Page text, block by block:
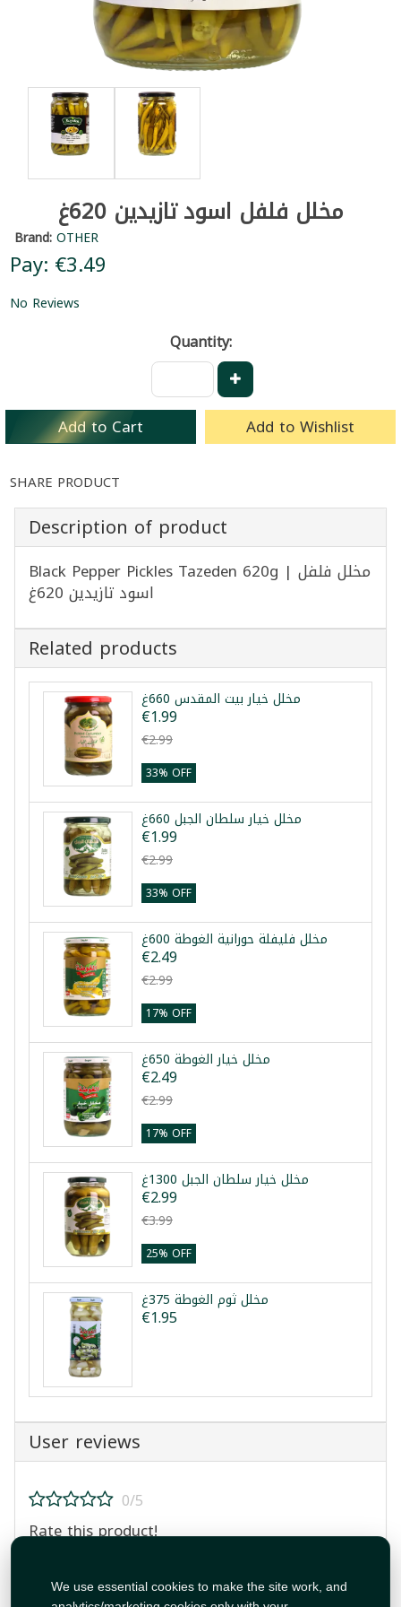
We use essential cookies to make the site work, and
مخلل فلفل اسود تازيدين 620غ
Brand:OTHER
Pay: €3.49
No Reviews
Quantity:
Add to Cart Add to Wishlist
SHARE PRODUCT
Description of product
Black Pepper Pickles Tazeden 620g | مخلل فلفل
اسود تازيدين 620غ
Related products
مخلل خيار بيت المقدس 660غ
€1.99
€2.99
33% OFF
مخلل خيار سلطان الجبل 660غ
€1.99
€2.99
33% OFF
مخلل فليفلة حورانية الغوطة 600غ
€2.49
€2.99
17% OFF
مخلل خيار الغوطة 650غ
€2.49
€2.99
17% OFF
مخلل خيار سلطان الجبل 1300غ
€2.99
€3.99
25% OFF
مخلل ثوم الغوطة 375غ
€1.95
User reviews
0/5
Rate this product!